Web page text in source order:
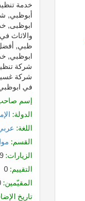
خدمة
أبوظبي,
ابوظبى,
والاثاث
ظبي,
ابوظبي,
شركة
شركة
في
إسم
الدولة:
اللغة:
القسم:
الزيارات:
التقييم:
المقيّمين:
تاريخ